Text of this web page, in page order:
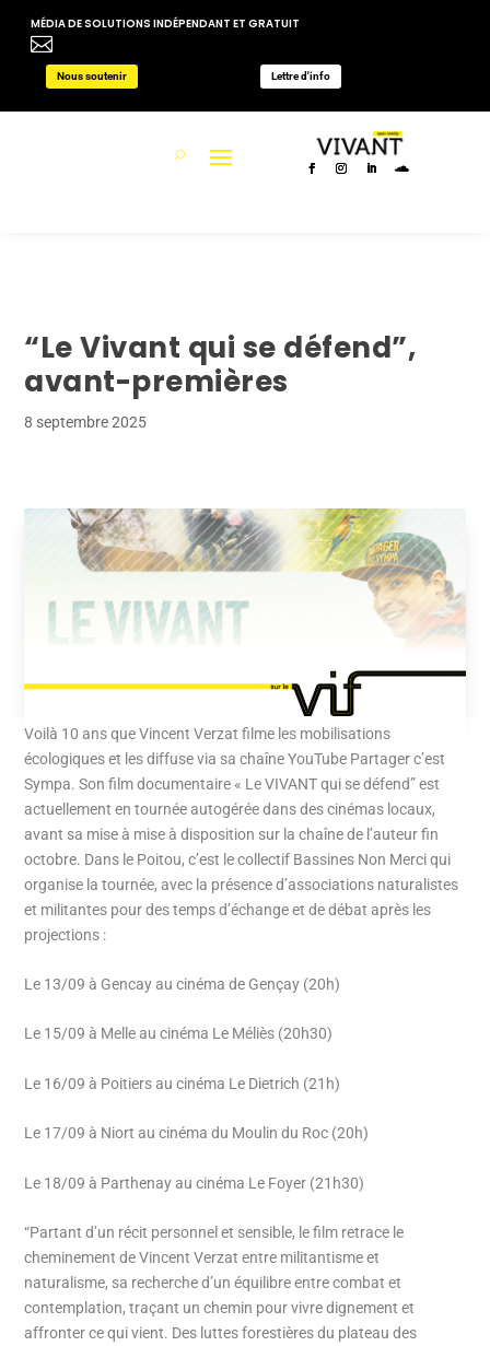
MÉDIA DE SOLUTIONS INDÉPENDANT ET GRATUIT

Nous soutenir Lettre d'info
“Le Vivant qui se défend”,
avant-premières
8 septembre 2025
Voilà 10 ans que Vincent Verzat filme les mobilisations
écologiques et les diffuse via sa chaîne YouTube Partager c’est
Sympa. Son film documentaire « Le VIVANT qui se défend” est
actuellement en tournée autogérée dans des cinémas locaux,
avant sa mise à mise à disposition sur la chaîne de l’auteur fin
octobre. Dans le Poitou, c’est le collectif Bassines Non Merci qui
organise la tournée, avec la présence d’associations naturalistes
et militantes pour des temps d’échange et de débat après les
projections :
Le 13/09 à Gencay au cinéma de Gençay (20h)
Le 15/09 à Melle au cinéma Le Méliès (20h30)
Le 16/09 à Poitiers au cinéma Le Dietrich (21h)
Le 17/09 à Niort au cinéma du Moulin du Roc (20h)
Le 18/09 à Parthenay au cinéma Le Foyer (21h30)
“Partant d’un récit personnel et sensible, le film retrace le
cheminement de Vincent Verzat entre militantisme et
naturalisme, sa recherche d’un équilibre entre combat et
contemplation, traçant un chemin pour vivre dignement et
affronter ce qui vient. Des luttes forestières du plateau des